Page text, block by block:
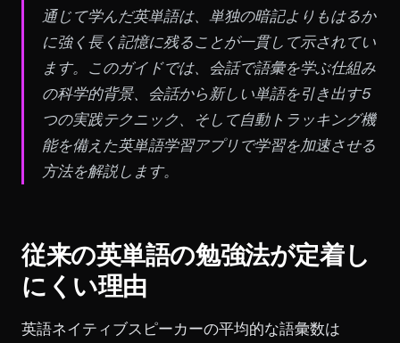
通じて学んだ英単語は、単独の暗記よりもはるか
に強く長く記憶に残ることが一貫して示されてい
ます。このガイドでは、会話で語彙を学ぶ仕組み
の科学的背景、会話から新しい単語を引き出す5
つの実践テクニック、そして自動トラッキング機
能を備えた英単語学習アプリで学習を加速させる
方法を解説します。
従来の英単語の勉強法が定着し
にくい理由
英語ネイティブスピーカーの平均的な語彙数は